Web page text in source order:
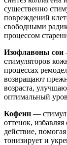
существенно
повреждений
свободными
процессом
Изофлавоны сои
стимуляторов
процессах
возвращают
возраста,
оптимальный
Кофеин —
оттенок,
действие,
тонизирует и